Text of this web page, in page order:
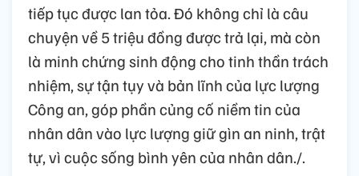
tiếp tục được lan tỏa. Đó không chỉ là câu
chuyện về 5 triệu đồng được trả lại, mà còn
là minh chứng sinh động cho tinh thần trách
nhiệm, sự tận tụy và bản lĩnh của lực lượng
Công an, góp phần củng cố niềm tin của
nhân dân vào lực lượng giữ gìn an ninh, trật
tự, vì cuộc sống bình yên của nhân dân./.